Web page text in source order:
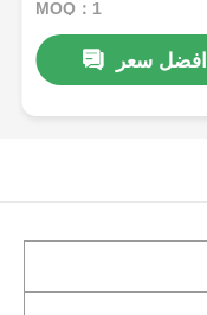
MOQ：1
افضل سعر